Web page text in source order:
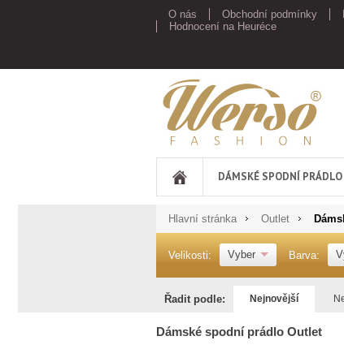
O nás Obchodní podmínky
Hodnocení na Heuréce
Werso
DÁMSKÉ SPODNÍ PRÁDLO
Hlavní stránka Outlet
Velikosti: Vyber Barva:
Řadit podle: Nejnovější
Dámské spodní prádlo Outlet